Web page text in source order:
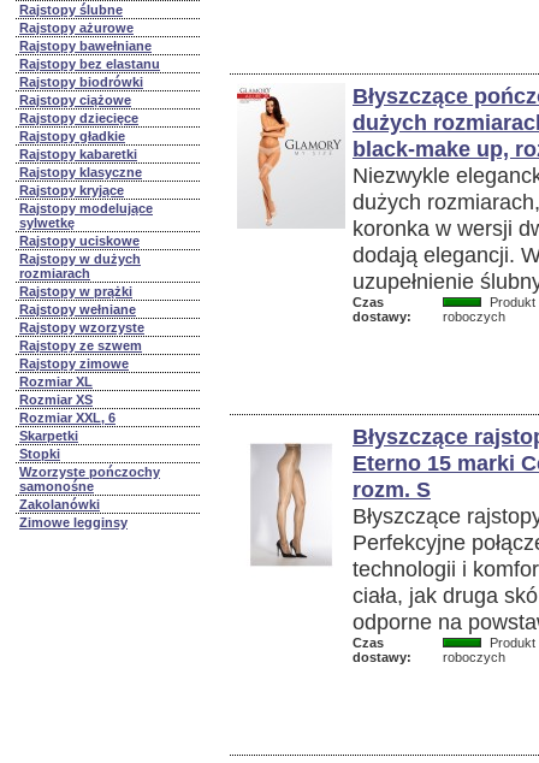
Rajstopy ślubne
Rajstopy ażurowe
Rajstopy bawełniane
Rajstopy bez elastanu
Rajstopy biodrówki
Rajstopy ciążowe
Rajstopy dziecięce
Rajstopy gładkie
Rajstopy kabaretki
Rajstopy klasyczne
Rajstopy kryjące
Rajstopy modelujące
sylwetkę
Rajstopy uciskowe
Rajstopy w dużych
rozmiarach
Rajstopy w prążki
Rajstopy wełniane
Rajstopy wzorzyste
Rajstopy ze szwem
Rajstopy zimowe
Rozmiar XL
Rozmiar XS
Rozmiar XXL, 6
Skarpetki
Stopki
Wzorzyste pończochy
samonośne
Zakolanówki
Zimowe legginsy
Błyszczące
dużych
black-make up,
Niezwykle
dużych
koronka w wersji
dodają elegancji.
uzupełnienie
Czas
dostawy:
roboczych
Błyszczące
Eterno 15 marki
rozm. S
Błyszczące
Perfekcyjne
technologii i
ciała, jak druga
odporne na
Czas
dostawy:
roboczych